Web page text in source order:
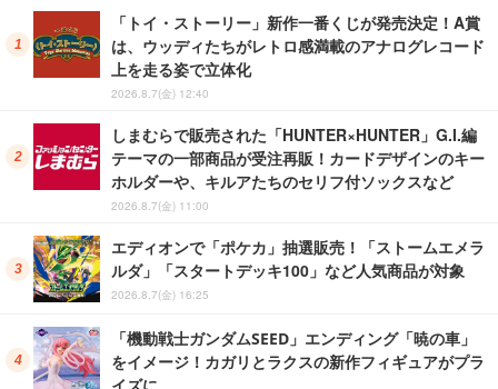
「トイ・ストーリー」新作一番くじが発売決定！A賞
は、ウッディたちがレトロ感満載のアナログレコード
上を走る姿で立体化
2026.8.7(金) 12:40
しまむらで販売された「HUNTER×HUNTER」G.I.編
テーマの一部商品が受注再販！カードデザインのキー
ホルダーや、キルアたちのセリフ付ソックスなど
2026.8.7(金) 11:00
エディオンで「ポケカ」抽選販売！「ストームエメラ
ルダ」「スタートデッキ100」など人気商品が対象
2026.8.7(金) 16:25
「機動戦士ガンダムSEED」エンディング「暁の車」
をイメージ！カガリとラクスの新作フィギュアがプラ